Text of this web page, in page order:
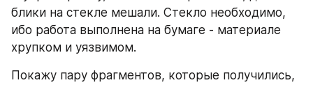
блики на стекле мешали. Стекло необходимо,
ибо работа выполнена на бумаге - материале
хрупком и уязвимом.
Покажу пару фрагментов, которые получились,